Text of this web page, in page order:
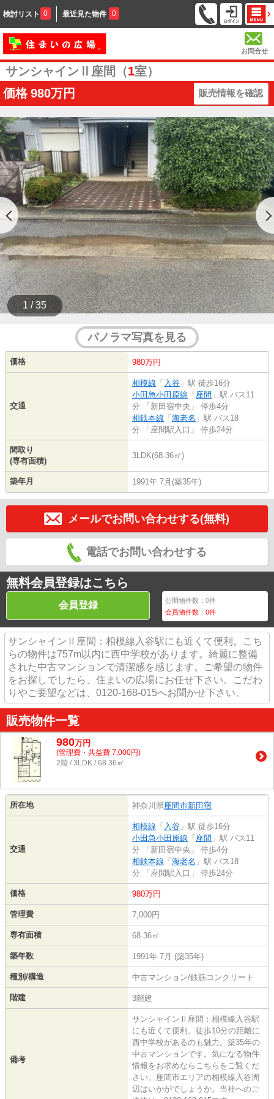
検討リスト 0 最近見た物件 0
お問合せ
サンシャインⅡ座間（1室）
価格 980万円 販売情報を確認
1 / 35
パノラマ写真を見る
価格 980万円
交通
相模線 「 入谷 」駅 徒歩16分
小田急小田原線 「 座間 」駅 バス11
分 「新田宿中央」 停歩4分
相鉄本線 「 海老名 」駅 バス18
分 「座間駅入口」 停歩24分
間取り
(専有面積)
3LDK(68.36㎡)
築年月 1991年 7月(築35年)
メールでお問い合わせする(無料)
電話でお問い合わせする
無料会員登録はこちら
会員登録 公開物件数：0件
会員物件数：0件
サンシャインⅡ座間：相模線入谷駅にも近くて便利。こち
らの物件は757m以内に西中学校があります。綺麗に整備
された中古マンションで清潔感を感じます。ご希望の物件
をお探しでしたら、住まいの広場にお任せ下さい。こだわ
りやご要望などは、0120-168-015へお聞かせ下さい。
販売物件一覧
980万円
(管理費・共益費 7,000円)
2階 / 3LDK / 68.36㎡
所在地 神奈川県座間市新田宿
交通
相模線 「 入谷 」駅 徒歩16分
小田急小田原線 「 座間 」駅 バス11
分 「新田宿中央」 停歩4分
相鉄本線 「 海老名 」駅 バス18
分 「座間駅入口」 停歩24分
価格 980万円
管理費 7,000円
専有面積 68.36㎡
築年数 1991年 7月 (築35年)
種別/構造 中古マンション/鉄筋コンクリート
階建 3階建
備考
サンシャインⅡ座間：相模線入谷駅
にも近くて便利。徒歩10分の距離に
西中学校があるのも魅力。築35年の
中古マンションです。気になる物件
情報をお求めならこちらをご覧くだ
さい。座間市エリアの相模線入谷周
辺はいかがでしょうか。当社へのご